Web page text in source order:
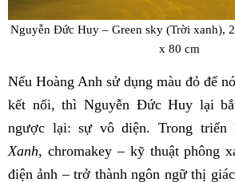
Nguyễn Đức Huy – Green sky (Trời xanh),
x 80 cm
Nếu Hoàng Anh sử dụng màu đỏ để
kết nối, thì Nguyễn Đức Huy lại
ngược lại: sự vô diện. Trong triển
Xanh, chromakey – kỹ thuật phông
điện ảnh – trở thành ngôn ngữ thị